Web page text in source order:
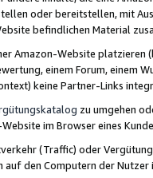
oder bereitstellen, mit
befindlichen Material
Amazon-Website
einem Forum, einem
keine Partner-Links
zu umgehen
im Browser eines
(Traffic) oder
auf den Computern der